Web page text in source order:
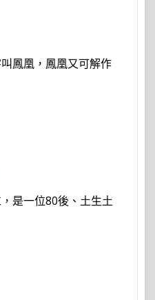
鳳凰，鳳凰又可解作
是一位80後、土生土